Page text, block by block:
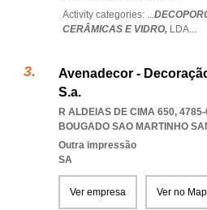
Activity categories: ...
CERÂMICAS E VIDRO, LDA...
Avenadecor -
S.a.
R ALDEIAS DE CIMA 650,
BOUGADO SAO MARTINHO
Outra impressão
SA
Ver empresa Ver no